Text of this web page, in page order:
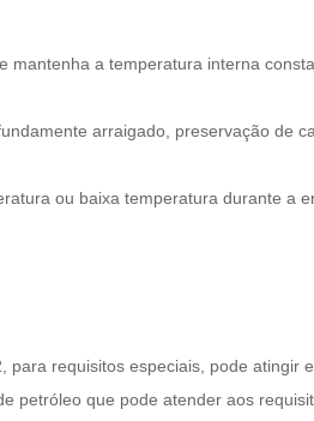
a temperatura interna
arraigado, preservação de
ou baixa temperatura durante a
para requisitos especiais, pode atingir
petróleo que pode atender aos